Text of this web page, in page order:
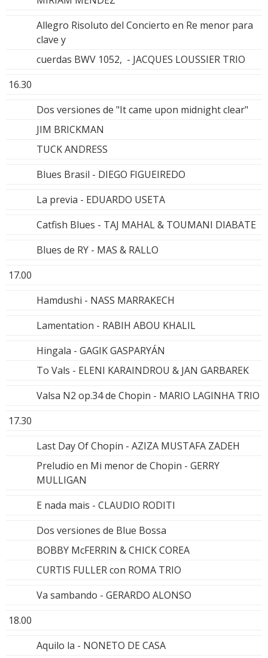
Allegro Risoluto del Concierto en Re menor para
clave y
cuerdas BWV 1052, - JACQUES LOUSSIER TRIO
16.30
Dos versiones de "It came upon midnight clear"
JIM BRICKMAN
TUCK ANDRESS
Blues Brasil - DIEGO FIGUEIREDO
La previa - EDUARDO USETA
Catfish Blues - TAJ MAHAL & TOUMANI DIABATE
Blues de RY - MAS & RALLO
17.00
Hamdushi - NASS MARRAKECH
Lamentation - RABIH ABOU KHALIL
Hingala - GAGIK GASPARYÁN
To Vals - ELENI KARAINDROU & JAN GARBAREK
Valsa N2 op.34 de Chopin - MARIO LAGINHA TRIO
17.30
Last Day Of Chopin - AZIZA MUSTAFA ZADEH
Preludio en Mi menor de Chopin - GERRY
MULLIGAN
E nada mais - CLAUDIO RODITI
Dos versiones de Blue Bossa
BOBBY McFERRIN & CHICK COREA
CURTIS FULLER con ROMA TRIO
Va sambando - GERARDO ALONSO
18.00
Aquilo la - NONETO DE CASA